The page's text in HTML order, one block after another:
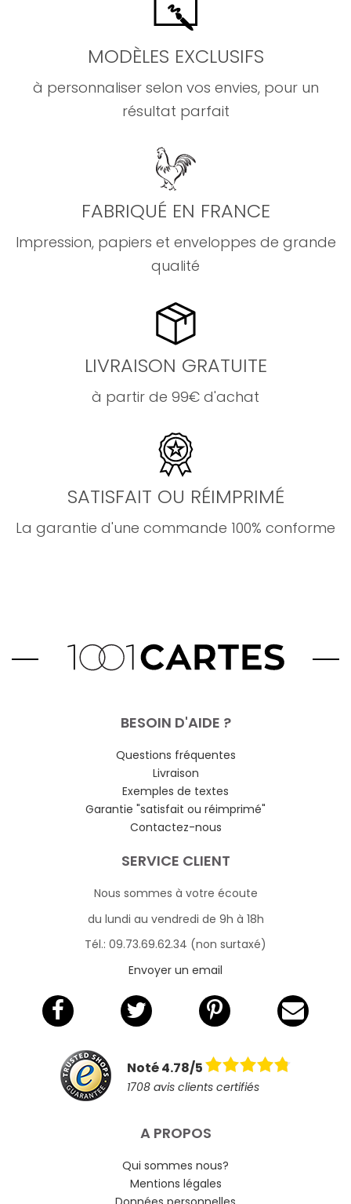
MODÈLES EXCLUSIFS
à personnaliser selon vos envies, pour un
résultat parfait
FABRIQUÉ EN FRANCE
Impression, papiers et enveloppes de grande
qualité
LIVRAISON GRATUITE
à partir de 99€ d'achat
SATISFAIT OU RÉIMPRIMÉ
La garantie d'une commande 100% conforme
BESOIN D'AIDE ?
Questions fréquentes
Livraison
Exemples de textes
Garantie "satisfait ou réimprimé"
Contactez-nous
SERVICE CLIENT
Nous sommes à votre écoute
du lundi au vendredi de 9h à 18h
Tél.: 09.73.69.62.34 (non surtaxé)
Envoyer un email
Noté 4.78/5
1708 avis clients certifiés
A PROPOS
Qui sommes nous?
Mentions légales